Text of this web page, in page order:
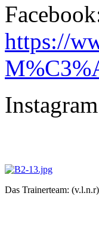
https://
Das Trainerteam: